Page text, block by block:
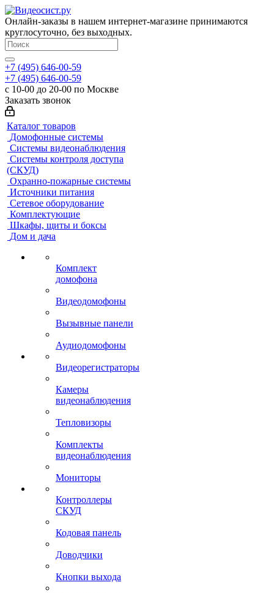
Онлайн-заказы в нашем интернет-магазине принимаются
круглосуточно, без выходных.
+7 (495) 646-00-59
+7 (495) 646-00-59
с 10-00 до 20-00 по Москве
Заказать звонок
Каталог товаров
Домофонные системы
Системы видеонаблюдения
Системы контроля доступа
(СКУД)
Охранно-пожарные системы
Источники питания
Сетевое оборудование
Комплектующие
Шкафы, щиты и боксы
Дом и дача
Комплект
домофона
Видеодомофоны
Вызывные панели
Аудиодомофоны
Видеорегистраторы
Камеры
видеонаблюдения
Тепловизоры
Комплекты
видеонаблюдения
Мониторы
Контроллеры
СКУД
Кодовая панель
Доводчики
Кнопки выхода